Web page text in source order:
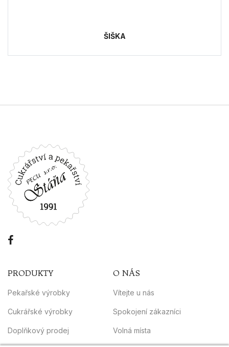
ŠIŠKA
PRODUKTY
Pekařské výrobky
Cukrářské výrobky
Doplňkový prodej
O NÁS
Vítejte u nás
Spokojení zákazníci
Volná místa